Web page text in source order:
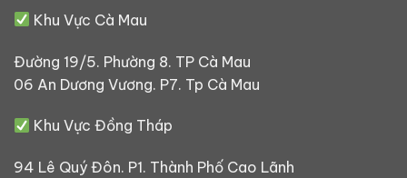
Khu Vực Cà Mau
Đường 19/5. Phường 8. TP Cà Mau
06 An Dương Vương. P7. Tp Cà Mau
Khu Vực Đồng Tháp
94 Lê Quý Đôn. P1. Thành Phố Cao Lãnh